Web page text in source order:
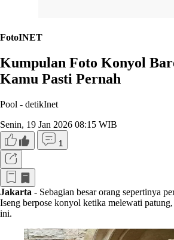
FotoINET
Kumpulan Foto Konyol
Kamu Pasti Pernah
Pool - detikInet
Senin, 19 Jan 2026 08:15 WIB
1
Jakarta - Sebagian besar orang sepertinya
Iseng berpose konyol ketika melewati
ini.